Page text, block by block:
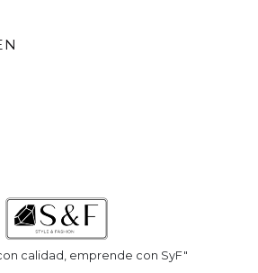
calidad, emprende con SyF"